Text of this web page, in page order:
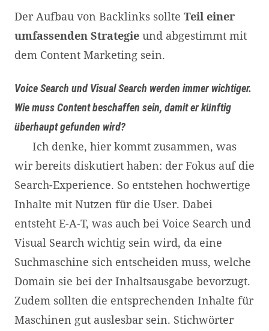
Der Aufbau von Backlinks sollte Teil einer
umfassenden Strategie und abgestimmt mit
dem Content Marketing sein.
Voice Search und Visual Search werden immer wichtiger.
Wie muss Content beschaffen sein, damit er künftig
überhaupt gefunden wird?
Ich denke, hier kommt zusammen, was
wir bereits diskutiert haben: der Fokus auf die
Search-Experience. So entstehen hochwertige
Inhalte mit Nutzen für die User. Dabei
entsteht E-A-T, was auch bei Voice Search und
Visual Search wichtig sein wird, da eine
Suchmaschine sich entscheiden muss, welche
Domain sie bei der Inhaltsausgabe bevorzugt.
Zudem sollten die entsprechenden Inhalte für
Maschinen gut auslesbar sein. Stichwörter